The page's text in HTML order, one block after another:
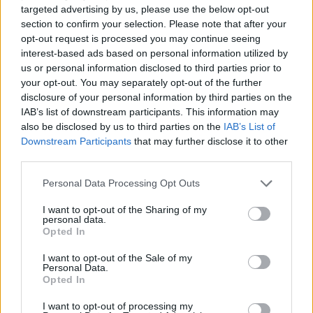
targeted advertising by us, please use the below opt-out
section to confirm your selection. Please note that after your
opt-out request is processed you may continue seeing
interest-based ads based on personal information utilized by
us or personal information disclosed to third parties prior to
your opt-out. You may separately opt-out of the further
disclosure of your personal information by third parties on the
IAB’s list of downstream participants. This information may
also be disclosed by us to third parties on the IAB’s List of
Downstream Participants that may further disclose it to other
Personal Data Processing Opt Outs
I want to opt-out of the Sharing of my
personal data.
Opted In
I want to opt-out of the Sale of my
Personal Data.
Opted In
I want to opt-out of processing my
rastreabilidade da colheita dentro das regiões
demarcadas. Foram também fiscalizados operadores
económicos ligados ao setor.
A operação foi organizada em colaboração com a
Comissão de Viticultura da Região dos Vinhos Verdes
(CVRVV) e o Instituto dos Vinhos do Douro e Porto
(IVDP), entidades que desde há 15 anos trabalham
em conjunto com a ASAE para assegurar a
autenticidade e qualidade da produção.
Além de verificar o cumprimento das regras de
origem e rotulagem, as autoridades pretendem
travar práticas fraudulentas e assegurar condições
de concorrência justas no setor.